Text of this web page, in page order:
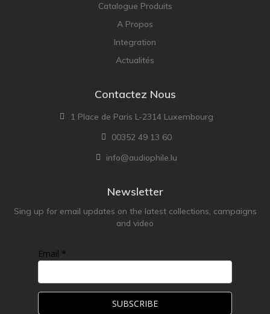
Catalogue Produits
A Propos
Integration
Actualités
Contactez Nous
1 Place de Paris L-2314 Luxembourg
00352 49 13 60
info@audiophile.lu
Newsletter
Sing up for email updates on the latest collections, campaigns
and video
Email *